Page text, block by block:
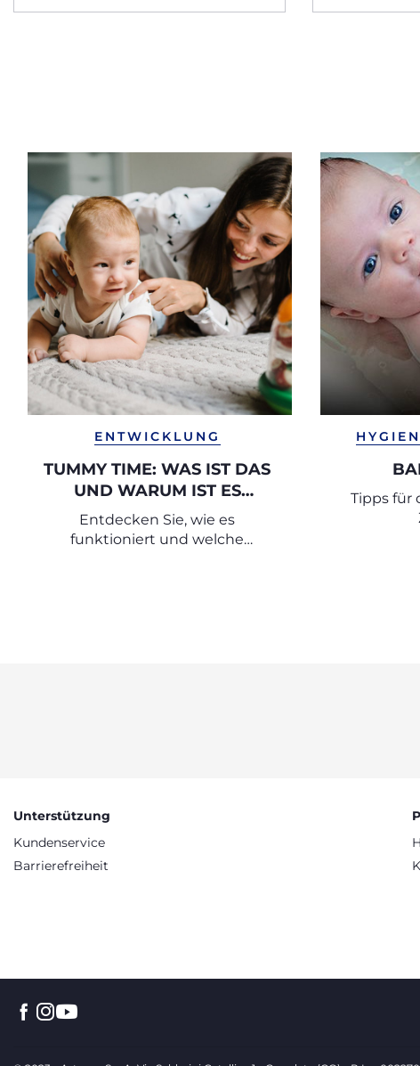
ENTWICKLUNG
TUMMY TIME: WAS IST DAS
UND WARUM IST ES
WICHTIG?
Entdecken Sie, wie es
funktioniert und welche
Tipps für
Unterstützung
Kundenservice
Barrierefreiheit